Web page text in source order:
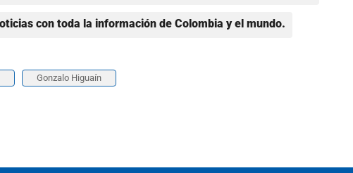
con toda la información de Colombia y el mundo.
Gonzalo Higuaín